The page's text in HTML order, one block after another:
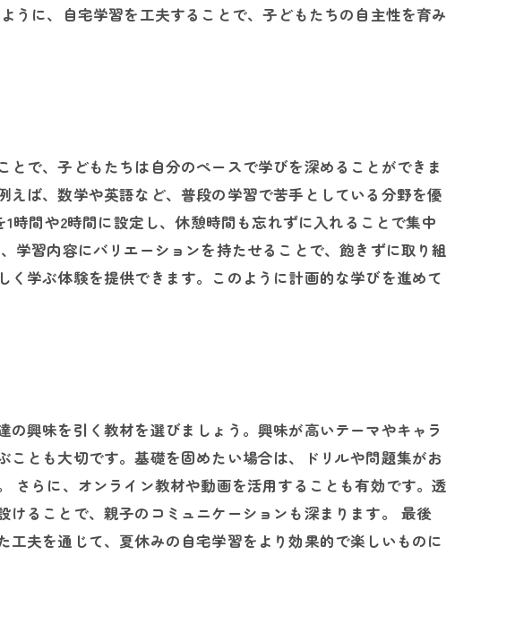
うに、自宅学習を工夫することで、子どもたちの自主性を育み
で、子どもたちは自分のペースで学びを深めることができま
ば、数学や英語など、普段の学習で苦手としている分野を優
間や2時間に設定し、休憩時間も忘れずに入れることで集中
学習内容にバリエーションを持たせることで、飽きずに取り組
学ぶ体験を提供できます。このように計画的な学びを進めて
興味を引く教材を選びましょう。興味が高いテーマやキャラ
とも大切です。基礎を固めたい場合は、ドリルや問題集がお
さらに、オンライン教材や動画を活用することも有効です。透
ることで、親子のコミュニケーションも深まります。 最後
夫を通じて、夏休みの自宅学習をより効果的で楽しいものに